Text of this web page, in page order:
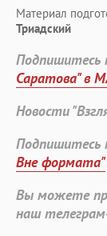
Материал
Триадский
Подпишитесь
Саратова" в
Новости
Подпишитесь
Вне формата"
Вы можете
наш